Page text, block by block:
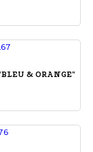
& ORANGE"